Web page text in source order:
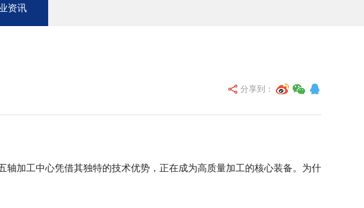
资讯
分享到：
加工中心凭借其独特的技术优势，正在成为高质量加工的核心装备。为什